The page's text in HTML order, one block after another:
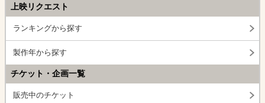
上映リクエスト
ランキングから探す
製作年から探す
チケット・企画一覧
販売中のチケット